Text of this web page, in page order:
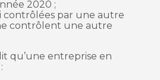
2020 ;
contrôlées par une autre
contrôlent une autre
qu’une entreprise en